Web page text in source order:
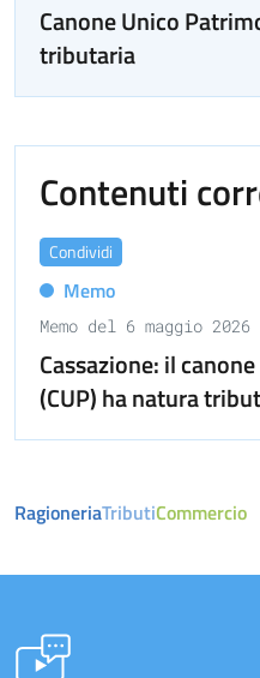
Canone Unico
tributaria
Contenuti
Condividi
Memo
Memo del 6 maggio 2026
Cassazione: il
(CUP) ha natura
RagioneriaTributiCommercio